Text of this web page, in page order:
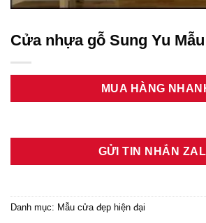
Cửa nhựa gỗ Sung Yu
MUA HÀNG
GỬI TIN NHẮN
Danh mục: Mẫu cửa đẹp hiện đại